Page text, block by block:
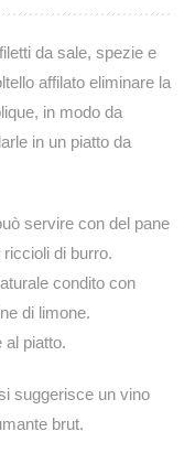
da sale, spezie e
affilato eliminare la
in modo da
in un piatto da
servire con del pane
di burro.
condito con
di limone.
al piatto.
suggerisce un vino
brut.